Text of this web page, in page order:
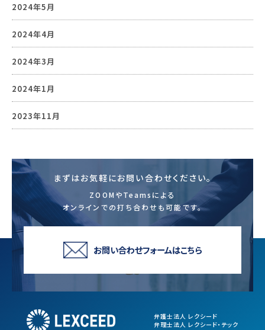
2024年5月
2024年4月
2024年3月
2024年1月
2023年11月
まずはお気軽にお問い合わせください。
ZOOMやTeamsによる
オンラインでの打ち合わせも可能です。
お問い合わせフォームはこちら
弁護士法人 レクシード
弁理士法人 レクシード・テック